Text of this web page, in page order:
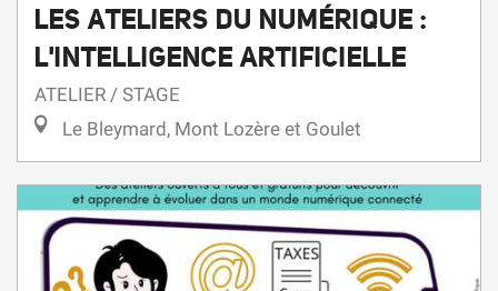
LES ATELIERS DU NUMÉRIQUE :
L'INTELLIGENCE ARTIFICIELLE
ATELIER / STAGE
Le Bleymard, Mont Lozère et Goulet